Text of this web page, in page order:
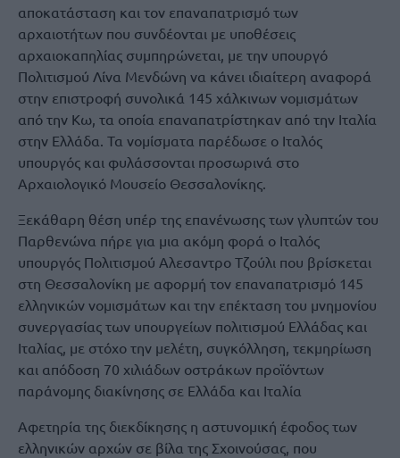
αποκατάσταση και τον επαναπατρισμό των
αρχαιοτήτων που συνδέονται με υποθέσεις
αρχαιοκαπηλίας συμπηρώνεται, με την υπουργό
Πολιτισμού Λίνα Μενδώνη να κάνει ιδιαίτερη αναφορά
στην επιστροφή συνολικά 145 χάλκινων νομισμάτων
από την Κω, τα οποία επαναπατρίστηκαν από την Ιταλία
στην Ελλάδα. Τα νομίσματα παρέδωσε ο Ιταλός
υπουργός και φυλάσσονται προσωρινά στο
Αρχαιολογικό Μουσείο Θεσσαλονίκης.
Ξεκάθαρη θέση υπέρ της επανένωσης των γλυπτών του
Παρθενώνα πήρε για μια ακόμη φορά ο Ιταλός
υπουργός Πολιτισμού Αλεσαντρο Τζούλι που βρίσκεται
στη Θεσσαλονίκη με αφορμή τον επαναπατρισμό 145
ελληνικών νομισμάτων και την επέκταση του μνημονίου
συνεργασίας των υπουργείων πολιτισμού Ελλάδας και
Ιταλίας, με στόχο την μελέτη, συγκόλληση, τεκμηρίωση
και απόδοση 70 χιλιάδων οστράκων προϊόντων
παράνομης διακίνησης σε Ελλάδα και Ιταλία
Αφετηρία της διεκδίκησης η αστυνομική έφοδος των
ελληνικών αρχών σε βίλα της Σχοινούσας, που